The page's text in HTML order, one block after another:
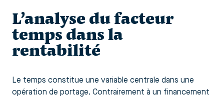
L’analyse du facteur
temps dans la
rentabilité
Le temps constitue une variable centrale dans une
opération de portage. Contrairement à un financement